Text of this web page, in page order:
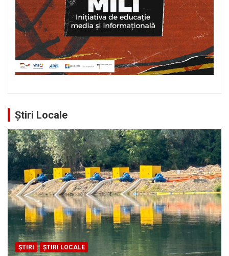
Știri Locale
ȘTIRI ȘTIRI LOCALE